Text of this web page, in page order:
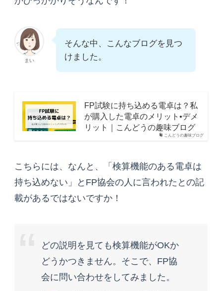
まい
そんな中、こんなブログを見つ
けました。
こんどうの趣味ブログ
FP試験に持ち込める電卓は？私
が購入した電卓のメリット•デメ
リット｜こんどうの趣味ブログ
こちらには、なんと、「検算機能のある電卓は
持ち込めない」とFP協会の人に言われたとの記
載があるではないですか！
どの説明を見ても検算機能がOKか
どうかつきません。そこで、FP協
会に問い合わせをしてみました。